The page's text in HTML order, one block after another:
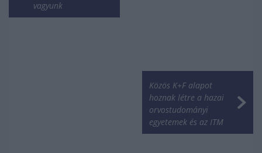
vagyunk
Közös K+F alapot
hoznak létre a hazai
orvostudományi
egyetemek és az ITM